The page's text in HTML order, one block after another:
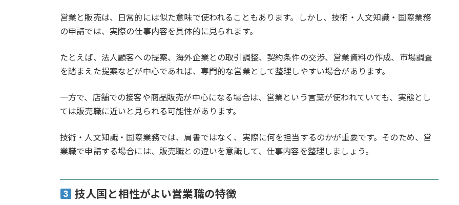
営業と販売は、日常的には似た意味で使われることもあります。しかし、技術・人文知識・国際業務
の申請では、実際の仕事内容を具体的に見られます。
たとえば、法人顧客への提案、海外企業との取引調整、契約条件の交渉、営業資料の作成、市場調査
を踏まえた提案などが中心であれば、専門的な営業として整理しやすい場合があります。
一方で、店舗での接客や商品販売が中心になる場合は、営業という言葉が使われていても、実態とし
ては販売職に近いと見られる可能性があります。
技術・人文知識・国際業務では、肩書ではなく、実際に何を担当するのかが重要です。そのため、営
業職で申請する場合には、販売職との違いを意識して、仕事内容を整理しましょう。
技人国と相性がよい営業職の特徴